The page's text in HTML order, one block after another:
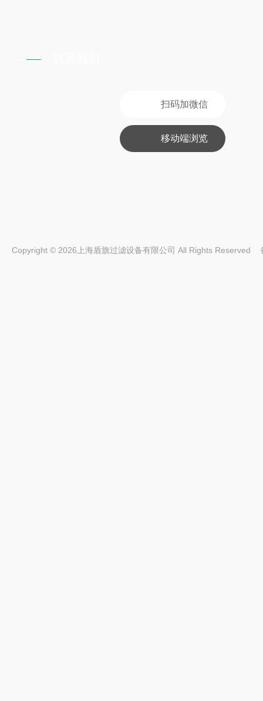
扫码加微信
移动端浏览
Copyright © 2026上海盾旗过滤设备有限公司 All Rights Reserved